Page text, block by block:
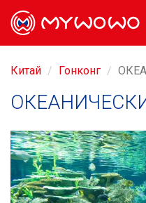
Китай Гонконг